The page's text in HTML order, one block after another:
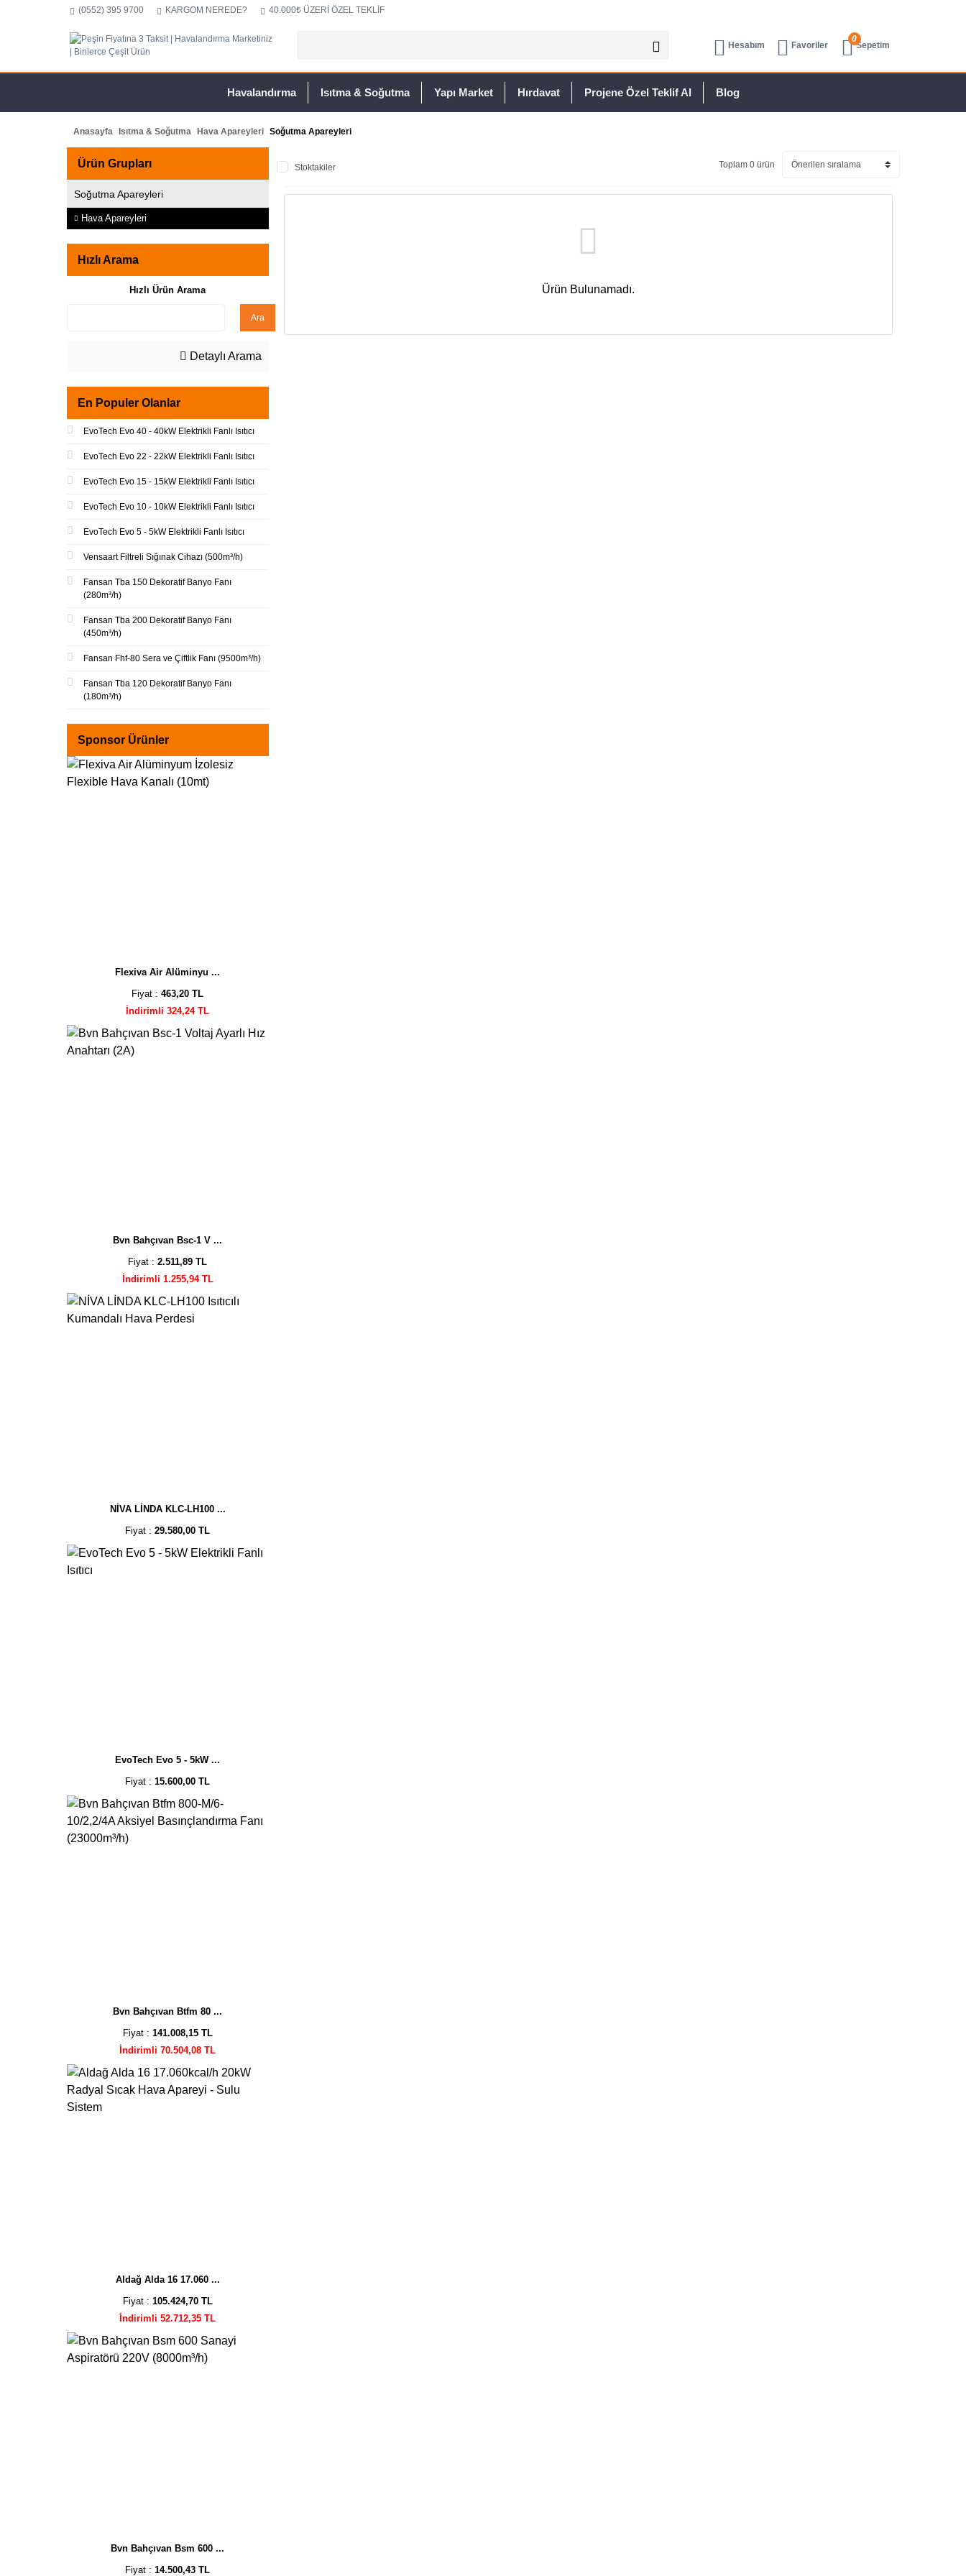
(0552) 395 9700 KARGOM NEREDE? 40.000₺ ÜZERİ ÖZEL TEKLİF
Hesabım Favoriler
0
Sepetim
Havalandırma Isıtma & Soğutma Yapı Market Hırdavat Projene Özel Teklif Al Blog
Anasayfa Isıtma & Soğutma Hava Apareyleri Soğutma Apareyleri
Ürün Grupları
Soğutma Apareyleri
Hava Apareyleri
Hızlı Arama
Hızlı Ürün Arama
Ara
Detaylı Arama
En Populer Olanlar
EvoTech Evo 40 - 40kW Elektrikli Fanlı Isıtıcı
EvoTech Evo 22 - 22kW Elektrikli Fanlı Isıtıcı
EvoTech Evo 15 - 15kW Elektrikli Fanlı Isıtıcı
EvoTech Evo 10 - 10kW Elektrikli Fanlı Isıtıcı
EvoTech Evo 5 - 5kW Elektrikli Fanlı Isıtıcı
Vensaart Filtreli Sığınak Cihazı (500m³/h)
Fansan Tba 150 Dekoratif Banyo Fanı
(280m³/h)
Fansan Tba 200 Dekoratif Banyo Fanı
(450m³/h)
Fansan Fhf-80 Sera ve Çiftlik Fanı (9500m³/h)
Fansan Tba 120 Dekoratif Banyo Fanı
(180m³/h)
Sponsor Ürünler
Flexiva Air Alüminyu ...
Fiyat :463,20 TL
İndirimli 324,24 TL
Bvn Bahçıvan Bsc-1 V ...
Fiyat :2.511,89 TL
İndirimli 1.255,94 TL
NİVA LİNDA KLC-LH100 ...
Fiyat :29.580,00 TL
EvoTech Evo 5 - 5kW ...
Fiyat :15.600,00 TL
Bvn Bahçıvan Btfm 80 ...
Fiyat : 141.008,15 TL
İndirimli 70.504,08 TL
Aldağ Alda 16 17.060 ...
Fiyat : 105.424,70 TL
İndirimli 52.712,35 TL
Bvn Bahçıvan Bsm 600 ...
Fiyat :14.500,43 TL
Stoktakiler Toplam 0 ürün
Ürün Bulunamadı.